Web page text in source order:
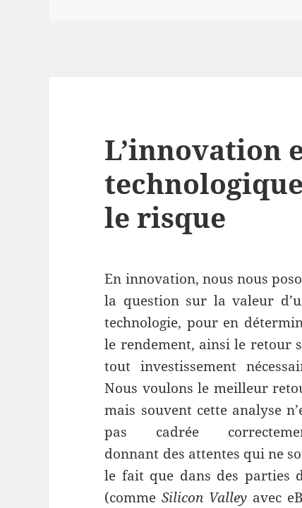
L’innovation
le risque
En innovation, nous nous
la question sur la valeur
technologie, pour en
le rendement, ainsi le retour
tout investissement
Nous voulons le meilleur
mais souvent cette analyse
pas cadrée
donnant des attentes qui ne
le fait que dans des parties
(commeSilicon Valley avec